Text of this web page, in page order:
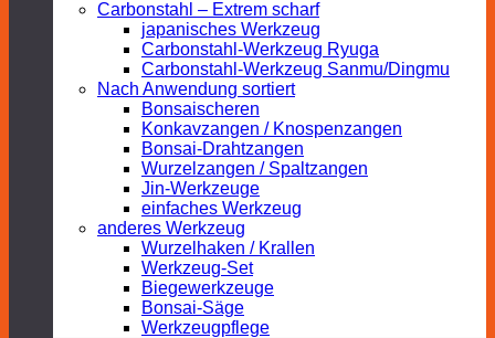
Carbonstahl – Extrem scharf
japanisches Werkzeug
Carbonstahl-Werkzeug Ryuga
Carbonstahl-Werkzeug Sanmu/Dingmu
Nach Anwendung sortiert
Bonsaischeren
Konkavzangen / Knospenzangen
Bonsai-Drahtzangen
Wurzelzangen / Spaltzangen
Jin-Werkzeuge
einfaches Werkzeug
anderes Werkzeug
Wurzelhaken / Krallen
Werkzeug-Set
Biegewerkzeuge
Bonsai-Säge
Werkzeugpflege